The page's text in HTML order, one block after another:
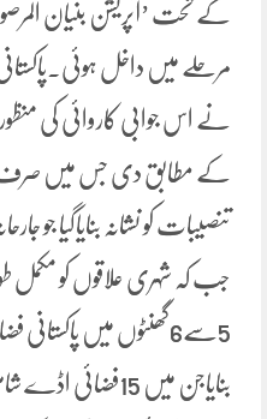
کے تحت ’آپریشن بنیان
مرحلے میں داخل
نے اس جوابی کاروائی کی
کے مطابق دی جس میں صرف
تنصیبات کو نشانہ بنایاگیا جو
جب کہ شہری علاقوں کو مکمل
بنایاجن میں